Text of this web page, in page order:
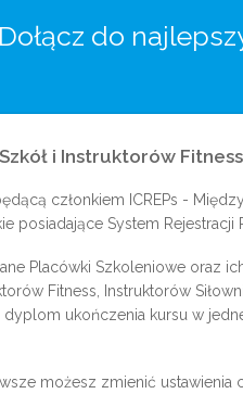
Dołącz do
i Instruktorów Fitness
członkiem ICREPs -
posiadające System Rejestracji
Placówki Szkoleniowe oraz
Fitness, Instruktorów
ukończenia kursu w
możesz zmienić ustawienia